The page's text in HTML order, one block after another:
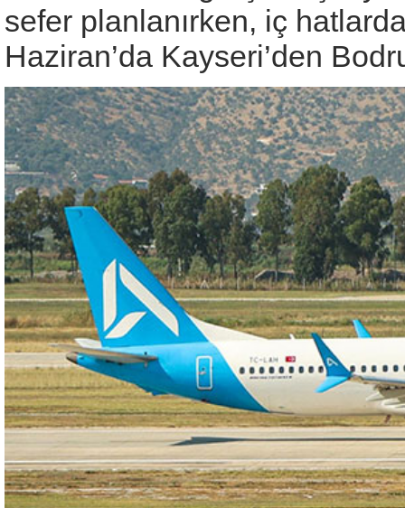
sefer planlanırken, iç
Haziran’da Kayseri’den